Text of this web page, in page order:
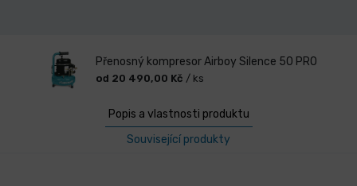
Přenosný kompresor Airboy Silence 50 PRO
od 20 490,00 Kč / ks
Popis a vlastnosti produktu
Související produkty